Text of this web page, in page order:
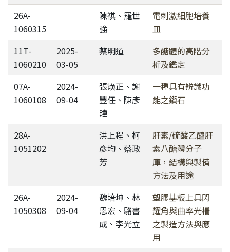
26A-
1060315
陳祺、羅世
強
電刺激細胞培養
皿
11T-
1060210
2025-
03-05
蔡明道
多醣體的高階分
析及鑑定
07A-
1060108
2024-
09-04
張煥正、謝
豐任、陳彥
瑋
一種具有辨識功
能之鑽石
28A-
1051202
洪上程、柯
彥均、蔡政
芳
肝素/硫酸乙醯肝
素八醣體分子
庫，結構與製備
方法及用途
26A-
1050308
2024-
09-04
魏培坤、林
恩宏、駱書
成、李光立
塑膠基板上具閃
耀角與曲率光柵
之製造方法與應
用